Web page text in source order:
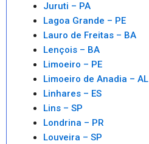
Juruti – PA
Lagoa Grande – PE
Lauro de Freitas – BA
Lençois – BA
Limoeiro – PE
Limoeiro de Anadia – AL
Linhares – ES
Lins – SP
Londrina – PR
Louveira – SP